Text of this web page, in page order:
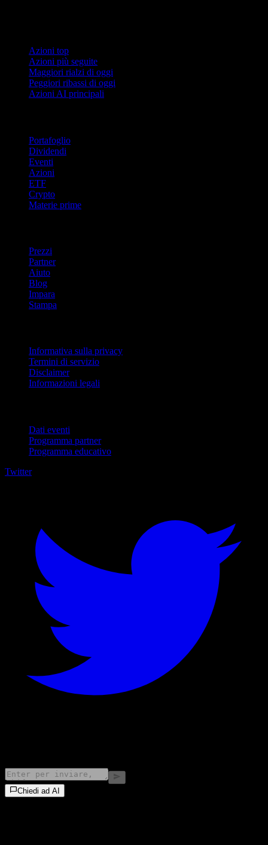
Azioni top
Azioni più seguite
Maggiori rialzi di oggi
Peggiori ribassi di oggi
Azioni AI principali
Portafoglio
Dividendi
Eventi
Azioni
ETF
Crypto
Materie prime
Prezzi
Partner
Aiuto
Blog
Impara
Stampa
Informativa sulla privacy
Termini di servizio
Disclaimer
Informazioni legali
Dati eventi
Programma partner
Programma educativo
Twitter
Chiedi ad AI